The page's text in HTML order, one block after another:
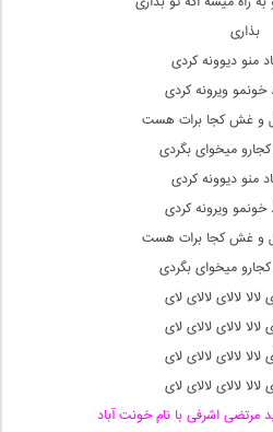
بذاری
منو دیوونه کردی
خونمو ویرونه کردی
و غش کجا برات هست
میخوای بگردی
منو دیوونه کردی
خونمو ویرونه کردی
و غش کجا برات هست
میخوای بگردی
لالا لالای لالای لای
لالا لالای لالای لای
لالا لالای لالای لای
لالا لالای لالای لای
مرتضی اشرفی با نام خونت آباد